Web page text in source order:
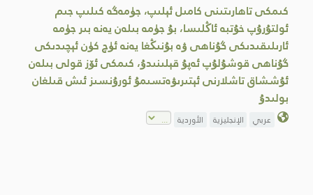
كىمكى تاھارىتىنى كامىل ئېلىپ، جۈمەگە كىلىپ جىم
ئولتۇرۇپ خۇتبە ئاڭلىسا، بۇ جۈمە بىلەن يەنە بىر جۈمە
ئارىلىقىدىكى گۇناھى ۋە بۇنىڭغا يەنە ئۈچ كۈن ئېچىدىكى
گۇناھى قوشۇلۇپ ئەپۇ قېلىنىدۇ، كىمكى ئۆز قولى بىلەن
ئۇششاق تاشلارنى ئېتىرىۋەتسىمۇ ئورۇنسىز ئىش قىلغان
بولىدۇ
عربي الإنجليزية الأوردية